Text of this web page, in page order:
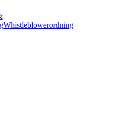
Whistleblowerordning